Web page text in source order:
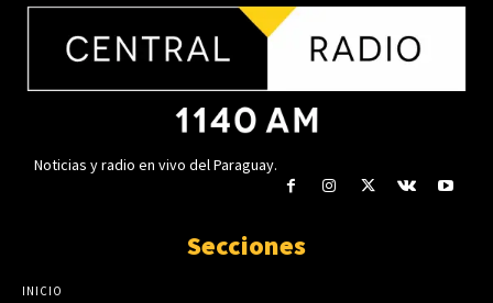
agosto 5, 2026
Partido Yo Creo instala su
estructura en Argentina y apunta a
la comunidad paraguaya
Noticias y radio en vivo del Paraguay.
Secciones
INICIO